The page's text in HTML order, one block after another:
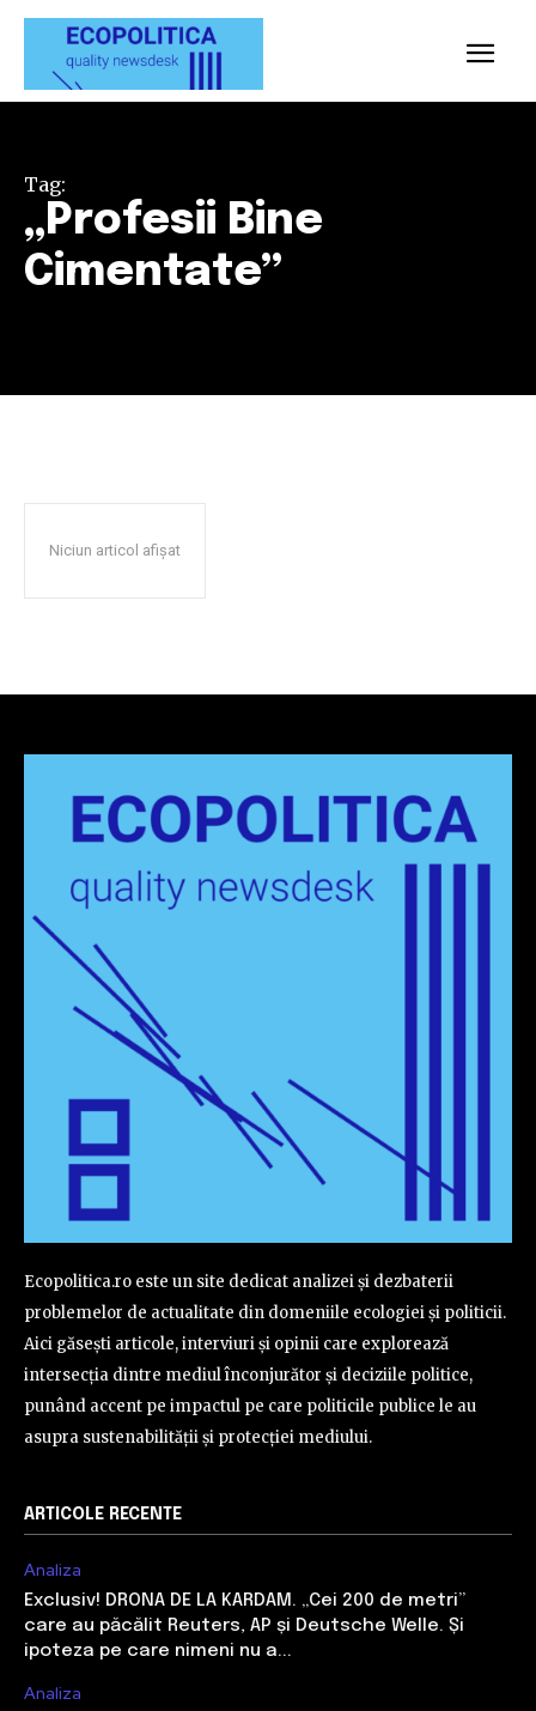
Tag:
„Profesii Bine
Cimentate”
Niciun articol afișat
Ecopolitica.ro este un site dedicat analizei și dezbaterii
problemelor de actualitate din domeniile ecologiei și politicii.
Aici găsești articole, interviuri și opinii care explorează
intersecția dintre mediul înconjurător și deciziile politice,
punând accent pe impactul pe care politicile publice le au
asupra sustenabilității și protecției mediului.
ARTICOLE RECENTE
Analiza
Exclusiv! DRONA DE LA KARDAM. „Cei 200 de metri”
care au păcălit Reuters, AP și Deutsche Welle. Și
ipoteza pe care nimeni nu a...
Analiza